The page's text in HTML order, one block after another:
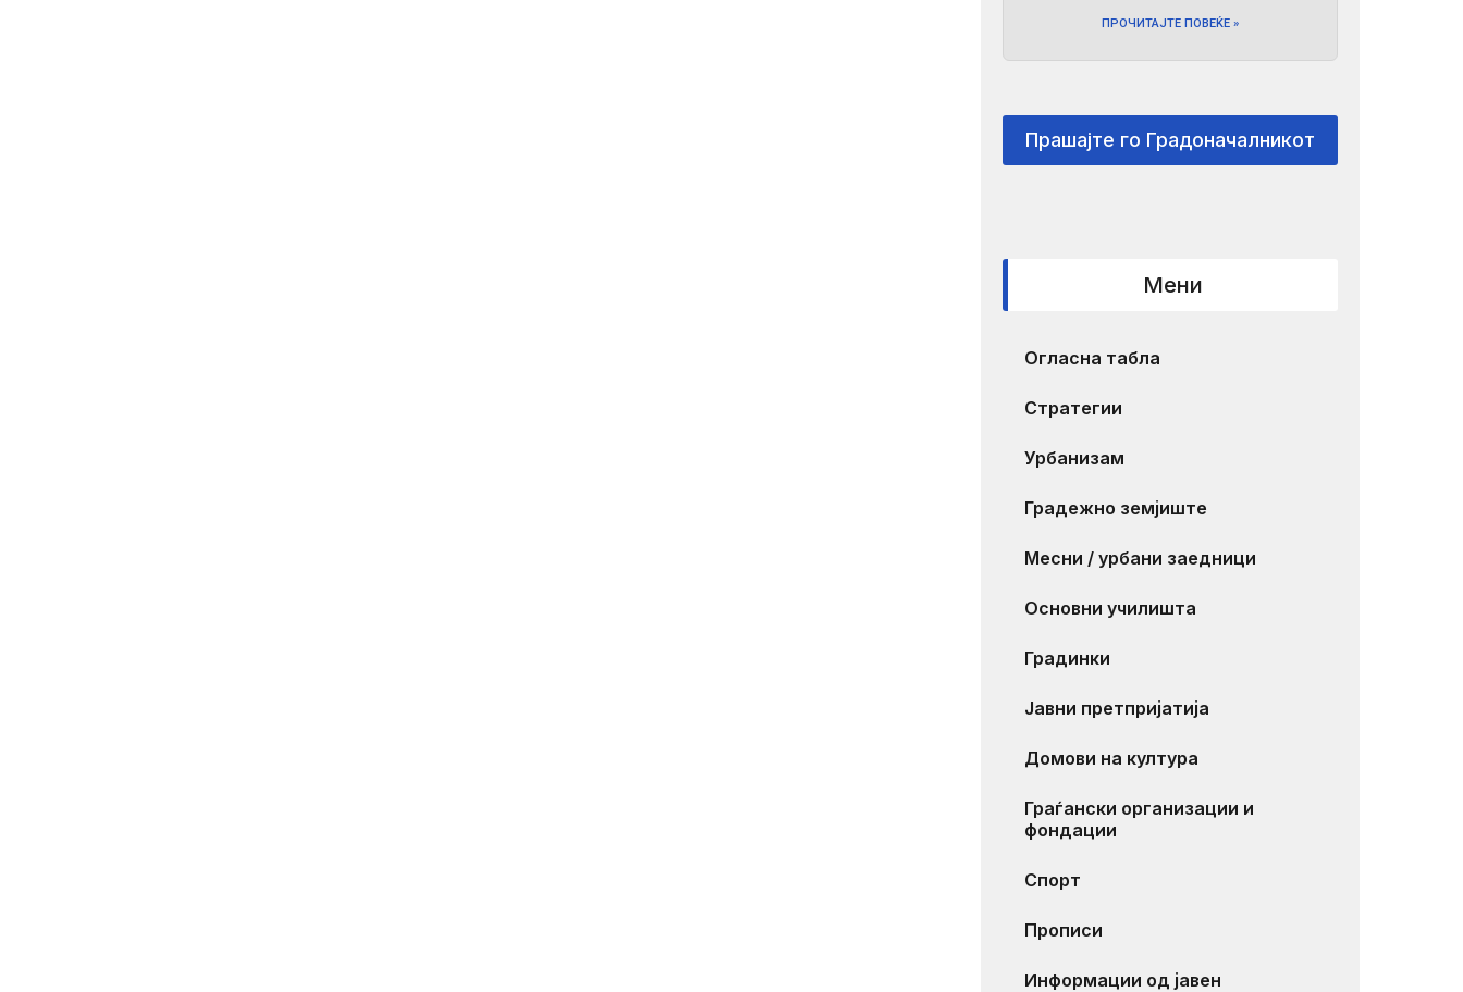
ПРОЧИТАЈТЕ ПОВЕЌЕ »
Прашајте го Градоначалникот
Мени
Огласна табла
Стратегии
Урбанизам
Градежно земјиште
Месни / урбани заедници
Основни училишта
Градинки
Јавни претпријатија
Домови на култура
Граѓански организации и
фондации
Спорт
Прописи
Информации од јавен